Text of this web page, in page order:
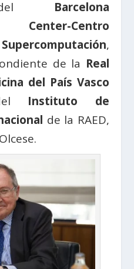
del Barcelona
Center-Centro
,
de la Real
del País Vasco
Instituto de
de la RAED,